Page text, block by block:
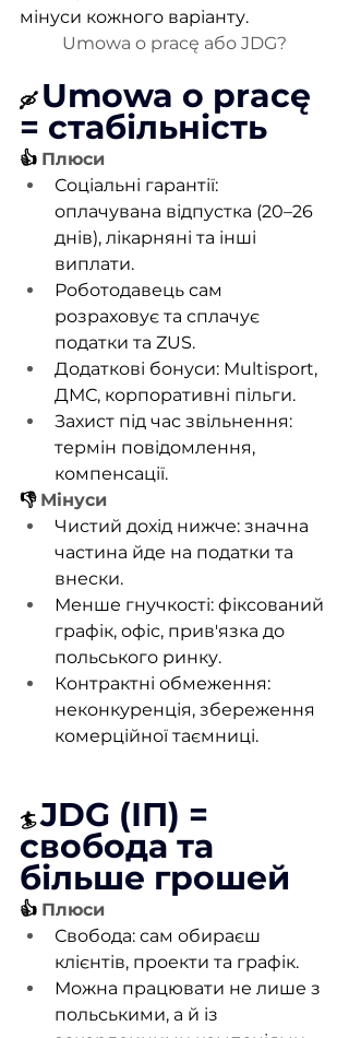
мінуси кожного варіанту.
Umowa o pracę або JDG?
🛶 Umowa o pracę
= стабільність
👍 Плюси
Соціальні гарантії:
оплачувана відпустка (20–26
днів), лікарняні та інші
виплати.
Роботодавець сам
розраховує та сплачує
податки та ZUS.
Додаткові бонуси: Multisport,
ДМС, корпоративні пільги.
Захист під час звільнення:
термін повідомлення,
компенсації.
👎 Мінуси
Чистий дохід нижче: значна
частина йде на податки та
внески.
Менше гнучкості: фіксований
графік, офіс, прив'язка до
польського ринку.
Контрактні обмеження:
неконкуренція, збереження
комерційної таємниці.
🏄 JDG (ІП) =
свобода та
більше грошей
👍 Плюси
Свобода: сам обираєш
клієнтів, проекти та графік.
Можна працювати не лише з
польськими, а й із